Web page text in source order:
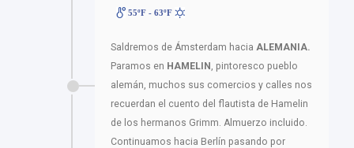
55ºF - 63ºF
Saldremos de Ámsterdam hacia ALEMANIA.
Paramos en HAMELIN, pintoresco pueblo
alemán, muchos sus comercios y calles nos
recuerdan el cuento del flautista de Hamelin
de los hermanos Grimm. Almuerzo incluido.
Continuamos hacia Berlín pasando por